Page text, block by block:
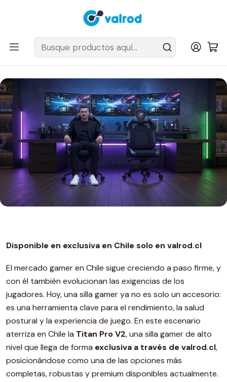
Despacho Gratis en tus sillas Cougar en el Gran Santiago
Inicio
Post
TITAN PRO V2: la nueva silla gamer que llega a Chile para redefinir
el concepto de trono gaming
Disponible en exclusiva en Chile solo en valrod.cl
El mercado gamer en Chile sigue creciendo a paso firme, y
con él también evolucionan las exigencias de los
jugadores. Hoy, una silla gamer ya no es solo un accesorio:
es una herramienta clave para el rendimiento, la salud
postural y la experiencia de juego. En este escenario
aterriza en Chile la Titan Pro V2, una silla gamer de alto
nivel que llega de forma exclusiva a través de valrod.cl,
posicionándose como una de las opciones más
completas, robustas y premium disponibles actualmente.